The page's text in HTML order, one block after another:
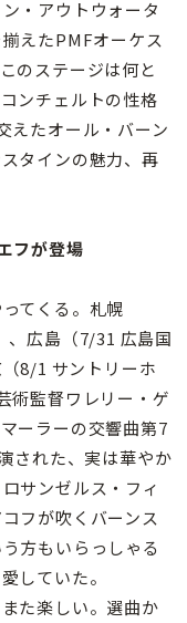
・アウトウォータ
えたPMFオーケス
のステージは何と
ンチェルトの性格
えたオール・バーン
タインの魅力、再
フが登場
てくる。札幌
、広島（7/31 広島国
8/1 サントリーホ
術監督ワレリー・ゲ
ーラーの交響曲第7
された、実は華やか
サンゼルス・フィ
フが吹くバーンス
方もいらっしゃる
していた。
た楽しい。選曲か